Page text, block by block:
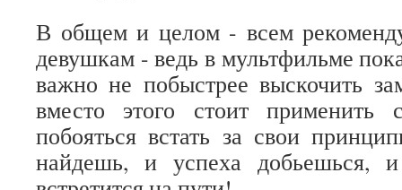
В общем и целом - всем
девушкам - ведь в мультфильме
важно не побыстрее выскочить
вместо этого стоит
побояться встать за свои
найдешь, и успеха добьешься,